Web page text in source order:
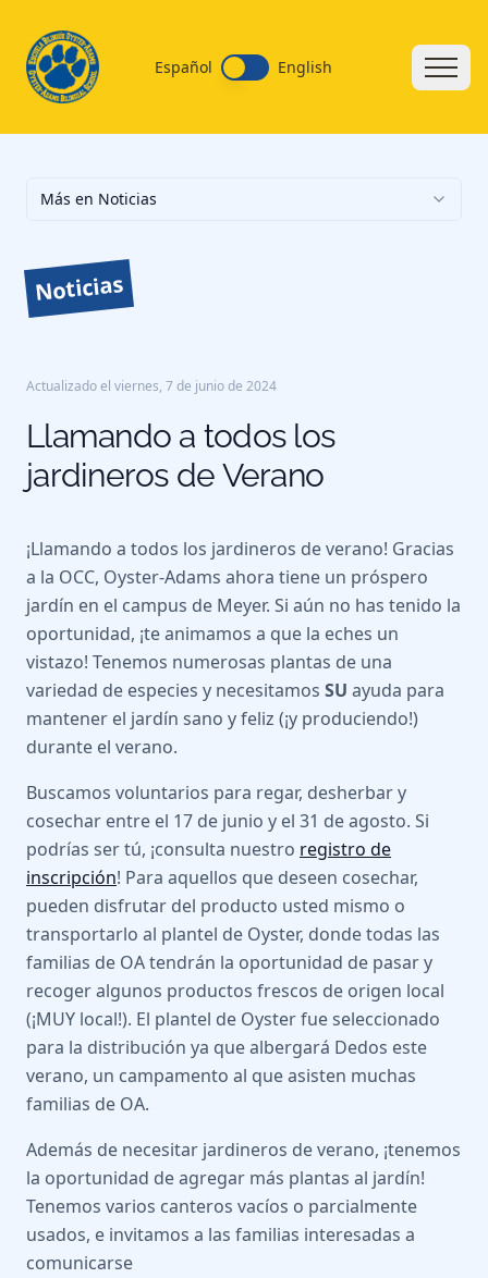
Español English
Más en Noticias
Noticias
Actualizado el viernes, 7 de junio de 2024
Llamando a todos los
jardineros de Verano
¡Llamando a todos los jardineros de verano! Gracias
a la OCC, Oyster-Adams ahora tiene un próspero
jardín en el campus de Meyer. Si aún no has tenido la
oportunidad, ¡te animamos a que la eches un
vistazo! Tenemos numerosas plantas de una
variedad de especies y necesitamos SU ayuda para
mantener el jardín sano y feliz (¡y produciendo!)
durante el verano.
Buscamos voluntarios para regar, desherbar y
cosechar entre el 17 de junio y el 31 de agosto. Si
podrías ser tú, ¡consulta nuestro registro de
inscripción! Para aquellos que deseen cosechar,
pueden disfrutar del producto usted mismo o
transportarlo al plantel de Oyster, donde todas las
familias de OA tendrán la oportunidad de pasar y
recoger algunos productos frescos de origen local
(¡MUY local!). El plantel de Oyster fue seleccionado
para la distribución ya que albergará Dedos este
verano, un campamento al que asisten muchas
familias de OA.
Además de necesitar jardineros de verano, ¡tenemos
la oportunidad de agregar más plantas al jardín!
Tenemos varios canteros vacíos o parcialmente
usados, e invitamos a las familias interesadas a
comunicarse